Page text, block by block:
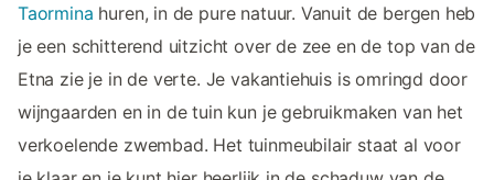
Taormina huren, in de pure natuur. Vanuit de bergen heb
je een schitterend uitzicht over de zee en de top van de
Etna zie je in de verte. Je vakantiehuis is omringd door
wijngaarden en in de tuin kun je gebruikmaken van het
verkoelende zwembad. Het tuinmeubilair staat al voor